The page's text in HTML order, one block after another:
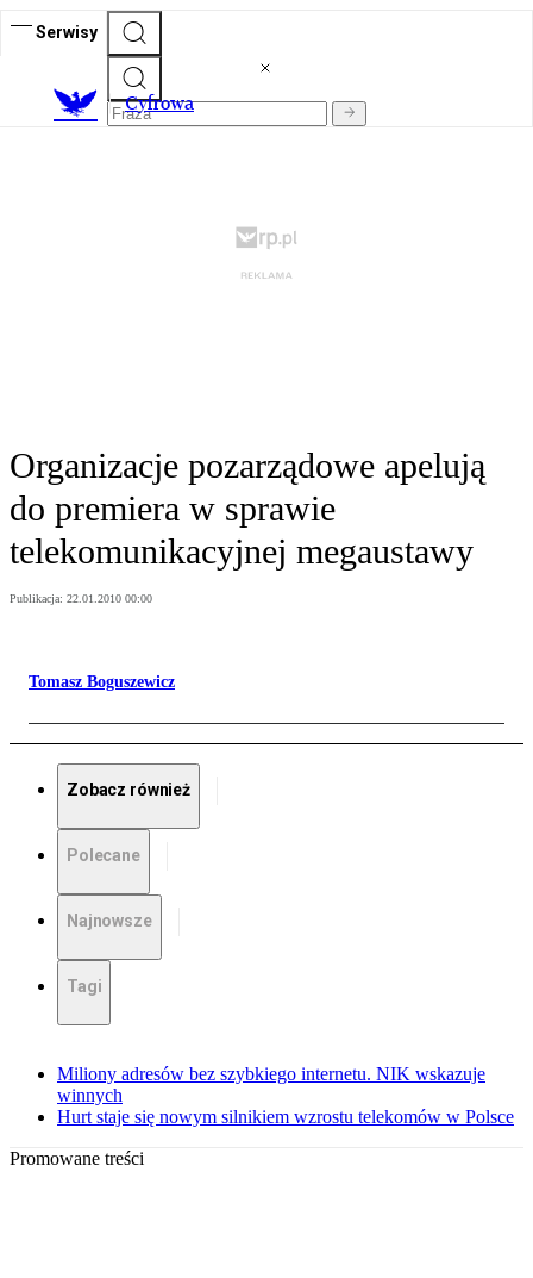
Serwisy
Cyfrowa
Organizacje pozarządowe apelują
do premiera w sprawie
telekomunikacyjnej megaustawy
Publikacja: 22.01.2010 00:00
Tomasz Boguszewicz
Zobacz również
Polecane
Najnowsze
Tagi
Miliony adresów bez szybkiego internetu. NIK wskazuje
winnych
Hurt staje się nowym silnikiem wzrostu telekomów w Polsce
Promowane treści